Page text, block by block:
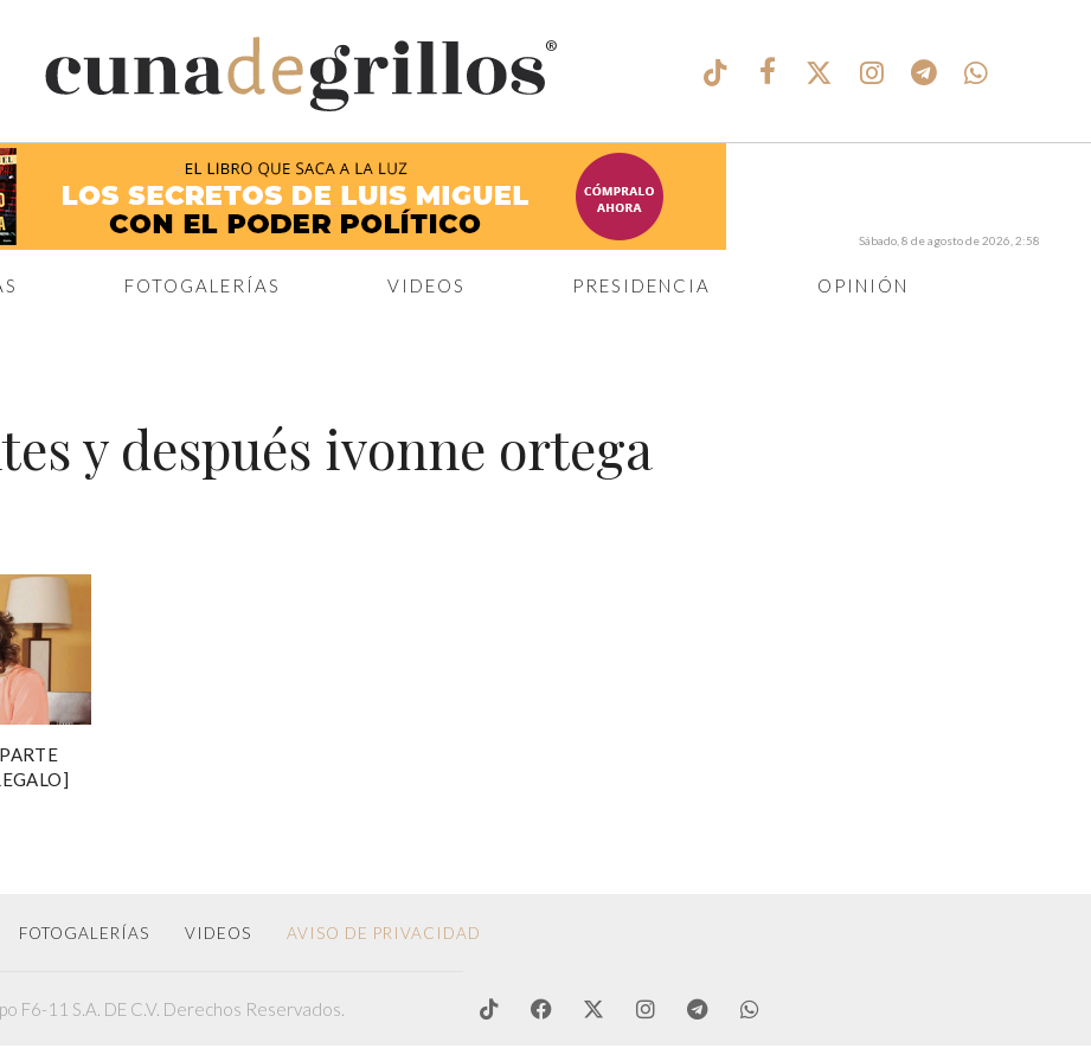
®
FOTOGALERÍAS VIDEOS PRESIDENCIA OPINIÓN
Sábado, 8 de agosto de 2026, 2:58
y después ivonne ortega
FOTOGALERÍAS VIDEOS AVISO DE PRIVACIDAD
F6-11 S.A. DE C.V. Derechos Reservados.